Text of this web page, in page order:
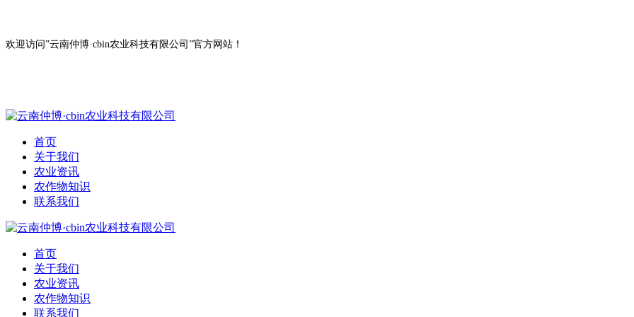
欢迎访问”云南仲博·cbin农业科技有限公司”官方网站！
首页
关于我们
农业资讯
农作物知识
联系我们
首页
关于我们
农业资讯
农作物知识
联系我们